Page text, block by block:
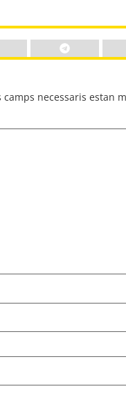
camps necessaris estan